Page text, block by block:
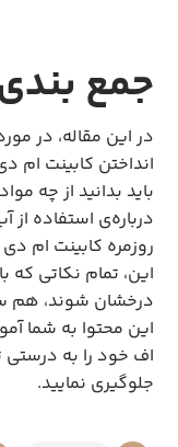
جمع
در این مقاله، در
انداختن کابینت ام
باید بدانید از چه
درباره‌ی استفاده
روزمره کابینت ام
این، تمام نکاتی که
درخشان شوند، هم
این محتوا به شما
اف خود را به
جلوگیری نمایید.